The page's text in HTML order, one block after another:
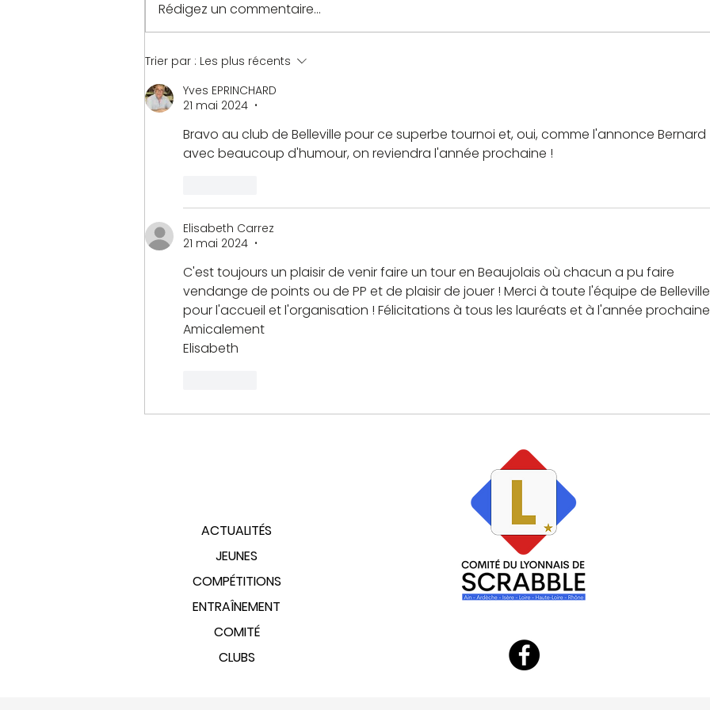
Rédigez un commentaire...
Trier par : Les plus récents
Yves EPRINCHARD
21 mai 2024 •
Bravo au club de Belleville pour ce superbe tournoi et, oui, comme l'annonce Bernard
avec beaucoup d'humour, on reviendra l'année prochaine !
Elisabeth Carrez
21 mai 2024 •
C'est toujours un plaisir de venir faire un tour en Beaujolais où chacun a pu faire
vendange de points ou de PP et de plaisir de jouer ! Merci à toute l'équipe de
pour l'accueil et l'organisation ! Félicitations à tous les lauréats et à l'année
Amicalement
Elisabeth
ACTUALITÉS
JEUNES
COMPÉTITIONS
ENTRAÎNEMENT
COMITÉ
CLUBS